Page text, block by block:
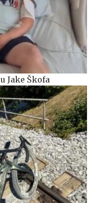
Jake Škofa